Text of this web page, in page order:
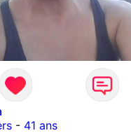
- 41 ans